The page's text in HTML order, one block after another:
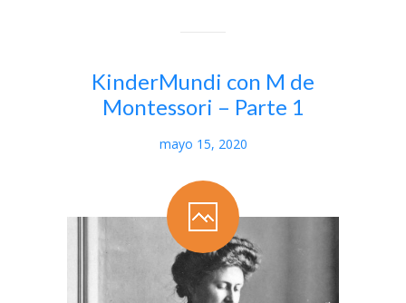
KinderMundi con M de
Montessori – Parte 1
mayo 15, 2020